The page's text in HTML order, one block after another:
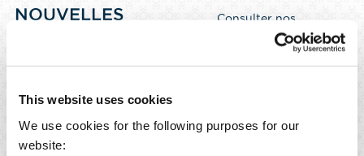
This website uses cookies
We use cookies for the following purposes for our
website:
NOUVELLES
Consulter nos